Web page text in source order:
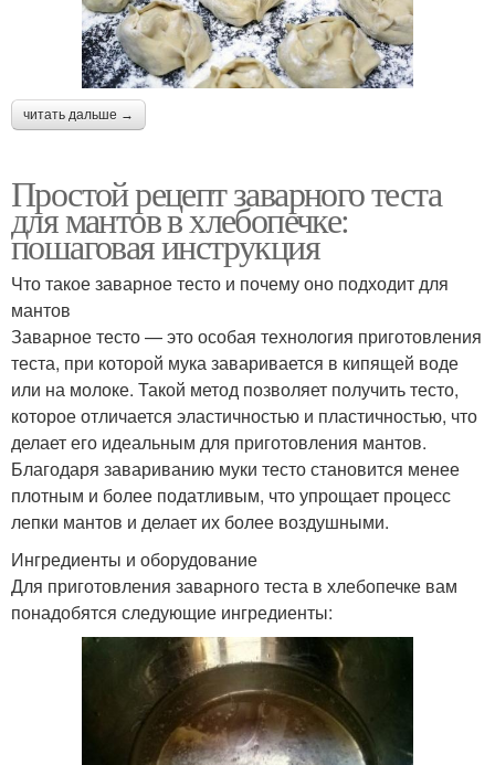
читать дальше →
Простой рецепт заварного теста
для мантов в хлебопечке:
пошаговая инструкция
Что такое заварное тесто и почему оно подходит для
мантов
Заварное тесто — это особая технология приготовления
теста, при которой мука заваривается в кипящей воде
или на молоке. Такой метод позволяет получить тесто,
которое отличается эластичностью и пластичностью, что
делает его идеальным для приготовления мантов.
Благодаря завариванию муки тесто становится менее
плотным и более податливым, что упрощает процесс
лепки мантов и делает их более воздушными.
Ингредиенты и оборудование
Для приготовления заварного теста в хлебопечке вам
понадобятся следующие ингредиенты: